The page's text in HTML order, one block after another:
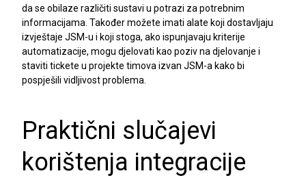
da se obilaze različiti sustavi u potrazi za potrebnim
informacijama. Također možete imati alate koji dostavljaju
izvještaje JSM-u i koji stoga, ako ispunjavaju kriterije
automatizacije, mogu djelovati kao poziv na djelovanje i
staviti tickete u projekte timova izvan JSM-a kako bi
pospješili vidljivost problema.
Praktični slučajevi
korištenja integracije